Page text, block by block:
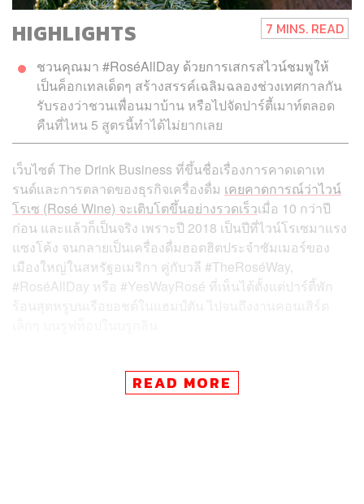
HIGHLIGHTS 7 MINS. READ
ชวนคุณมา #RoséAllDay ด้วยการเสกรสไวน์ชมพูให้
เป็นค็อกเทลเด็ดๆ สร้างสรรค์เฉลิมฉลองช่วงเทศกาลกัน
รับรองว่าชวนเพื่อนมาบ้าน หรือไปจัดปาร์ตี้เมาท์ตลอด
คืนที่ไหน 5 สูตรนี้ทำได้ไม่ยากเลย
เว็บไซต์ The Drink Business ที่ขึ้นชื่อเรื่องการคาดเดาเท
รนด์และการตลาดของธุรกิจเครื่องดื่ม เคยคาดการณ์ว่าไวน์
โรเซ (Rosé Wine) จะเติบโตขึ้นอย่างรวดเร็วเมื่อ 10 กว่าปี
ก่อน และแล้วก็เป็นจริง เพราะปี 2018 เป็นปีที่ไวน์โรเซมาแรง
แซงโค้ง จนกลายเป็นเครื่องดื่มฮอตฮิตประจำซัมเมอร์ของ
เมืองใหญ่ในสหรัฐอเมริกา คู่กับวลี #TheRoséWay,
#RoséAllDay หรือ #YesWayRosé ที่เห็นได้ตั้งแต่ปาร์ตี้พัก
เปิดแล้วจิบได้อย่างเดียว เราเถียงสุดใจ ลองมาชวนก๊วนใกล้
READ MORE